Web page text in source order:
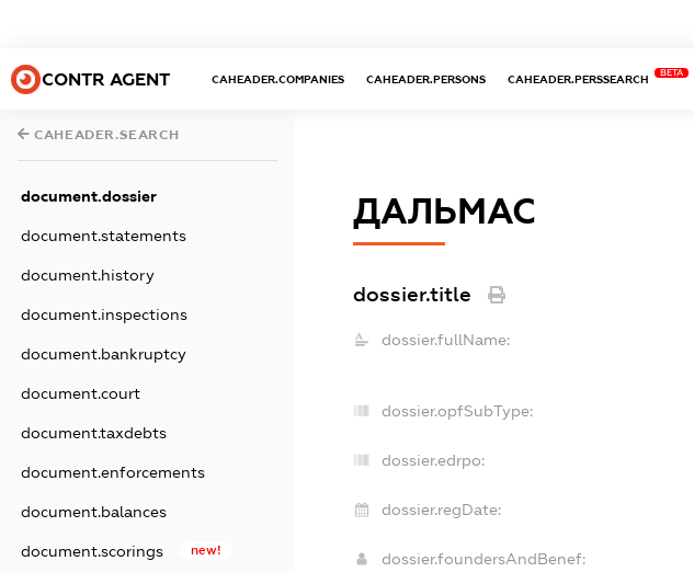
CONTR AGENT CAHEADER.COMPANIES CAHEADER.PERSONS CAHEADER.PERSSEARCH
BETA
CAHEADER.SEARCH
document.dossier
document.statements
document.history
document.inspections
document.bankruptcy
document.court
document.taxdebts
document.enforcements
document.balances
document.scorings new!
ДАЛЬМАС
dossier.title
dossier.fullName:
dossier.opfSubType:
dossier.edrpo:
dossier.regDate:
dossier.foundersAndBenef: